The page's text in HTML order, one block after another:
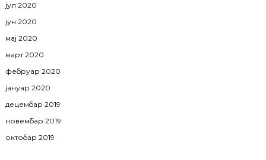
јул 2020
јун 2020
мај 2020
март 2020
фебруар 2020
јануар 2020
децембар 2019
новембар 2019
октобар 2019